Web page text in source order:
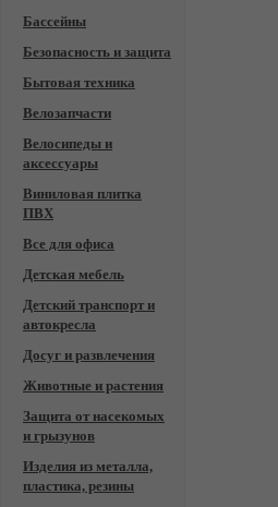
Бассейны
Безопасность и защита
Бытовая техника
Велозапчасти
Велосипеды и
аксессуары
Виниловая плитка
ПВХ
Все для офиса
Детская мебель
Детский транспорт и
автокресла
Досуг и развлечения
Животные и растения
Защита от насекомых
и грызунов
Изделия из металла,
пластика, резины